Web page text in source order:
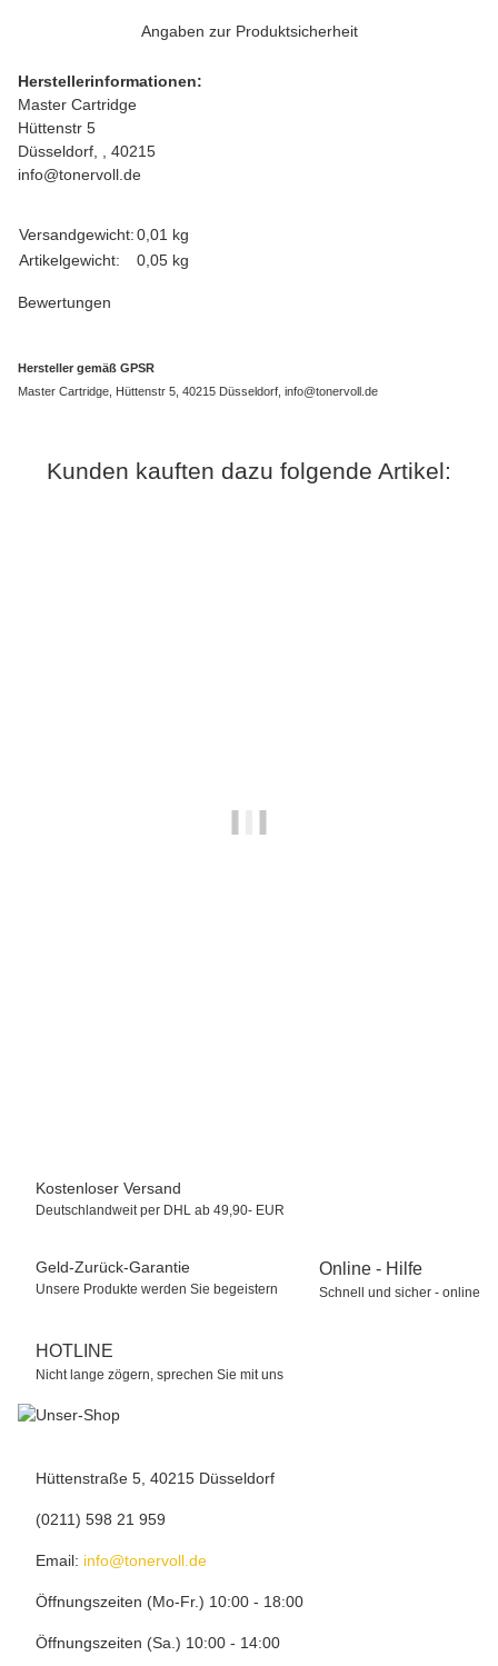
Angaben zur Produktsicherheit
Herstellerinformationen:
Master Cartridge
Hüttenstr 5
Düsseldorf, , 40215
info@tonervoll.de
Produkteigenschaft
Wert
Versandgewicht:0,01 kg
Artikelgewicht:
0,05 kg
Bewertungen
Hersteller gemäß GPSR
Master Cartridge, Hüttenstr 5, 40215 Düsseldorf, info@tonervoll.de
Kunden kauften dazu folgende Artikel:
Kostenloser Versand
Deutschlandweit per DHL ab 49,90- EUR
Geld-Zurück-Garantie
Unsere Produkte werden Sie begeistern
Online - Hilfe
Schnell und sicher - online
HOTLINE
Nicht lange zögern, sprechen Sie mit uns
Hüttenstraße 5, 40215 Düsseldorf
(0211) 598 21 959
Email: info@tonervoll.de
Öffnungszeiten (Mo-Fr.) 10:00 - 18:00
Öffnungszeiten (Sa.) 10:00 - 14:00